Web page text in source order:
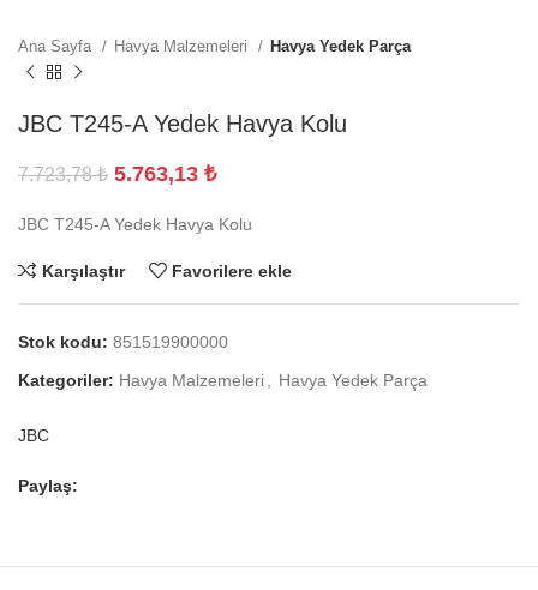
Ana Sayfa Havya Malzemeleri Havya Yedek Parça
JBC T245-A Yedek Havya Kolu
7.723,78₺ 5.763,13 ₺
JBC T245-A Yedek Havya Kolu
Karşılaştır Favorilere ekle
Stok kodu: 851519900000
Kategoriler: Havya Malzemeleri Havya Yedek Parça
JBC
Paylaş: